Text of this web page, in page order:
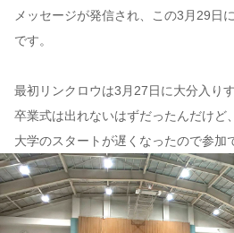
メッセージが発信され、この3月29日
です。
最初リンクロウは3月27日に大分入り
卒業式は出れないはずだったんだけど、
大学のスタートが遅くなったので参加